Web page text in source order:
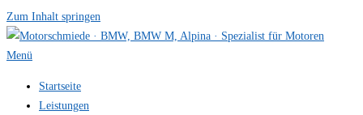
Zum Inhalt springen
Menü
Startseite
Leistungen